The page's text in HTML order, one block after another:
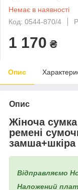
Немає в наявності
Код: 0544-870/4
1 170 ₴
Опис
Опис
Жіноча
ремені
замша+шкіра
Відправляємо
Наложений